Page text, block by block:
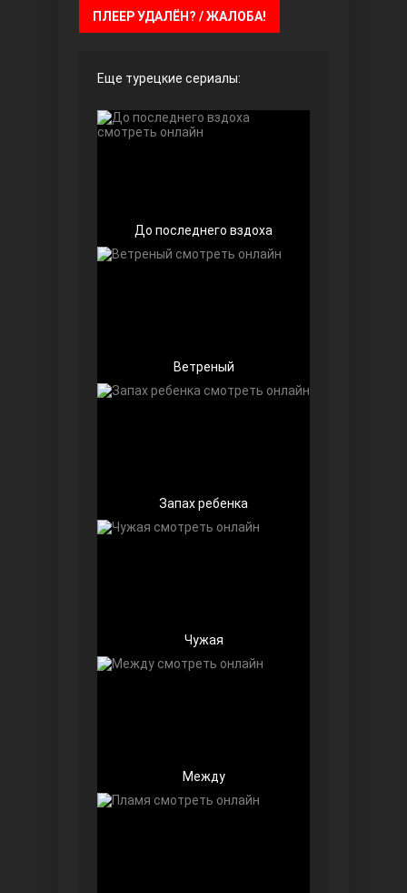
Дочь посла
Ранняя пташка
ПЛЕЕР УДАЛЁН? / ЖАЛОБА!
Еще турецкие сериалы:
До последнего вздоха
Ветреный
Запах ребенка
Чужая
Между